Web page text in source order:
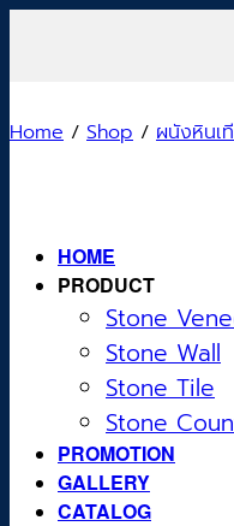
HOME
PRODUCT
Stone
Stone Wall
Stone Tile
Stone
PROMOTION
GALLERY
CATALOG
Home / Shop / ผนังหินเ